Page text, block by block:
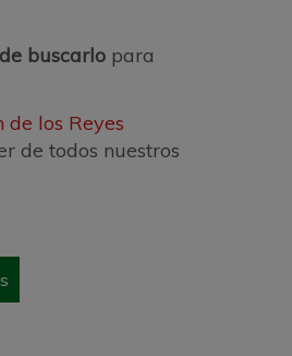
buscarlo para
de los Reyes
de todos nuestros